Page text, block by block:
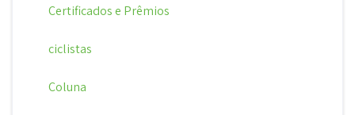
Certificados e Prêmios
ciclistas
Coluna